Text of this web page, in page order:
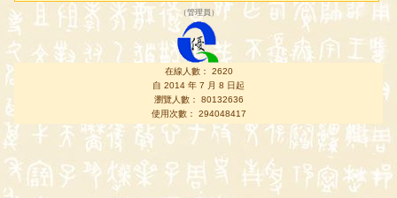
（管理員 ）
在線人數： 2620
自 2014 年 7 月 8 日起
瀏覽人數： 80132636
使用次數： 294048417